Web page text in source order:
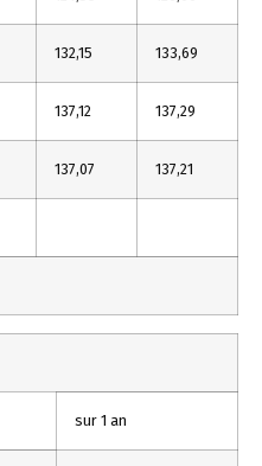
132,15 133,69
137,12 137,29
137,07 137,21
sur 1 an